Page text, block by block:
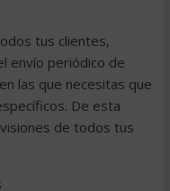
tus clientes,
envío periódico de
las que necesitas que
De esta
de todos tus